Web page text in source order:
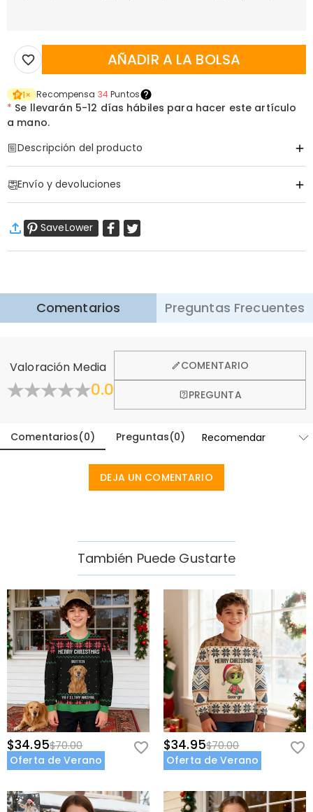
AÑADIR A LA BOLSA
1× Recompensa 34Puntos
* Se llevarán 5-12 días hábiles para hacer este artículo
a mano.
Descripción del producto
Envío y devoluciones
Envío Estándar:9-18
Días Laborables
Saber más
por eso ofrecemos una política de devolución de 60 días.
SaveLower
Comentarios Preguntas Frecuentes
Valoración Media
0.0
COMENTARIO
PREGUNTA
Comentarios(0) Preguntas(0)
DEJA UN COMENTARIO
También Puede Gustarte
$34.95$70.00
Oferta de Verano
$34.95$70.00
Oferta de Verano